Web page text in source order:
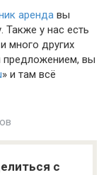
аренда вы
у нас есть
и много других
предложением, вы
» и там всё
с